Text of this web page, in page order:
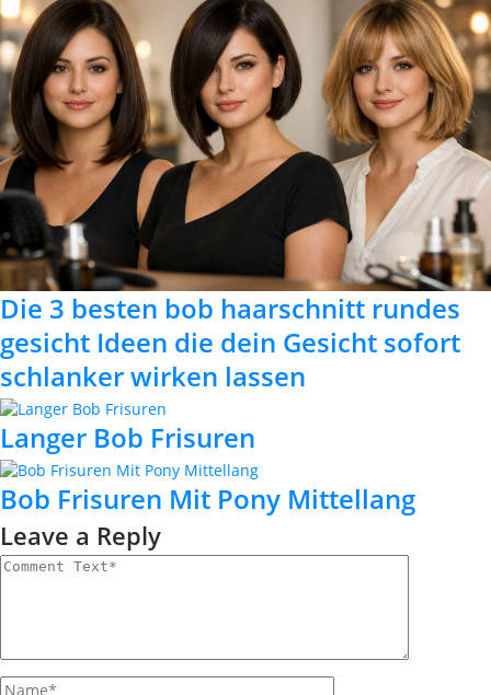
Die 3 besten bob haarschnitt rundes
gesicht Ideen die dein Gesicht sofort
schlanker wirken lassen
Langer Bob Frisuren
Bob Frisuren Mit Pony Mittellang
Leave a Reply